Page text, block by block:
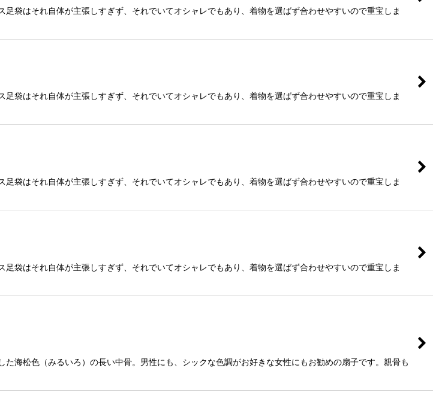
袋はそれ自体が主張しすぎず、それでいてオシャレでもあり、着物を選ばず合わせやすいので重宝しま
袋はそれ自体が主張しすぎず、それでいてオシャレでもあり、着物を選ばず合わせやすいので重宝しま
袋はそれ自体が主張しすぎず、それでいてオシャレでもあり、着物を選ばず合わせやすいので重宝しま
袋はそれ自体が主張しすぎず、それでいてオシャレでもあり、着物を選ばず合わせやすいので重宝しま
海松色（みるいろ）の長い中骨。男性にも、シックな色調がお好きな女性にもお勧めの扇子です。親骨も